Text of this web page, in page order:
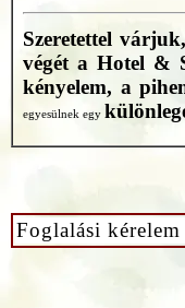
Szeretettel
végét a Hotel &
kényelem, a
egyesülnek egy
Foglalási kérelem